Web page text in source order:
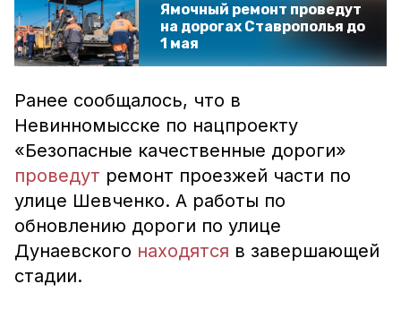
Ямочный ремонт проведут
на дорогах Ставрополья до
1 мая
Ранее сообщалось, что в
Невинномысске по нацпроекту
«Безопасные качественные дороги»
проведут ремонт проезжей части по
улице Шевченко. А работы по
обновлению дороги по улице
Дунаевского находятся в завершающей
стадии.